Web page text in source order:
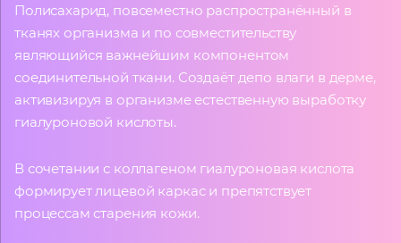
Полисахарид, повсеместно распространённый в
тканях организма и по совместительству
являющийся важнейшим компонентом
соединительной ткани. Создаёт депо влаги в дерме,
активизируя в организме естественную выработку
гиалуроновой кислоты.
В сочетании с коллагеном гиалуроновая кислота
формирует лицевой каркас и препятствует
процессам старения кожи.